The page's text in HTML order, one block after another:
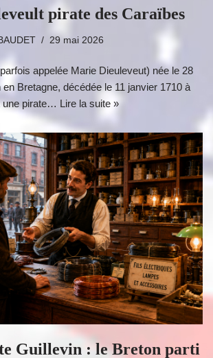
pirate des Caraïbes
29 mai 2026
appelée Marie Dieuleveut) née le 28
Bretagne, décédée le 11 janvier 1710 à
une pirate… Lire la suite »
Guillevin : le Breton parti